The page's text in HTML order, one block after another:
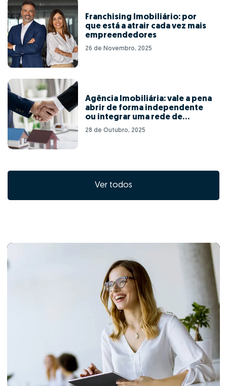
Franchising Imobiliário: por
que está a atrair cada vez mais
empreendedores
26 de Novembro, 2025
Agência Imobiliária: vale a pena
abrir de forma independente
ou integrar uma rede de
franchising?
28 de Outubro, 2025
Ver todos